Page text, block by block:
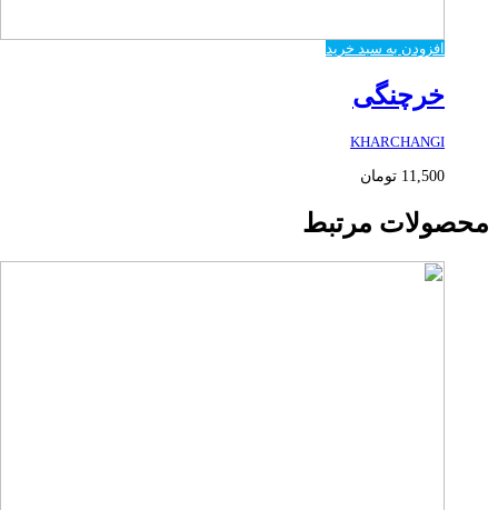
افزودن به سبد خرید
خرچنگی
KHARCHANGI
11,500 تومان
محصولات مرتبط